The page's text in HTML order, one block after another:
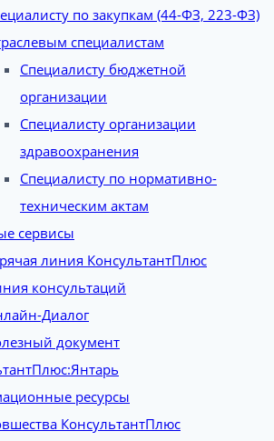
по закупкам (44-ФЗ, 223-ФЗ)
специалистам
Специалисту бюджетной
организации
Специалисту организации
здравоохранения
Специалисту по нормативно-
техническим актам
сервисы
линия КонсультантПлюс
консультаций
Диалог
документ
ресурсы
КонсультантПлюс